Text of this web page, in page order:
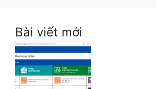
Bài viết mới